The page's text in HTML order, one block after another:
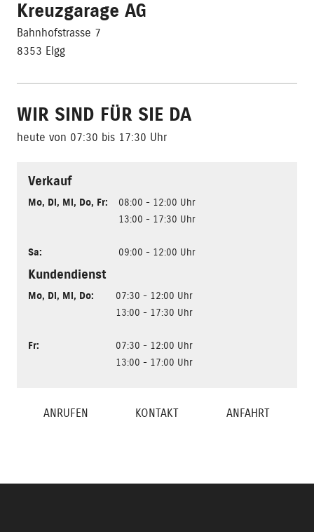
Kreuzgarage AG
Bahnhofstrasse 7
8353 Elgg
WIR SIND FÜR SIE DA
heute von 07:30 bis 17:30 Uhr
Verkauf
Mo, Di, Mi, Do, Fr:
08:00 - 12:00 Uhr
13:00 - 17:30 Uhr
Sa: 09:00 - 12:00 Uhr
Kundendienst
Mo, Di, Mi, Do:
07:30 - 12:00 Uhr
13:00 - 17:30 Uhr
Fr:
07:30 - 12:00 Uhr
13:00 - 17:00 Uhr
ANRUFEN KONTAKT ANFAHRT